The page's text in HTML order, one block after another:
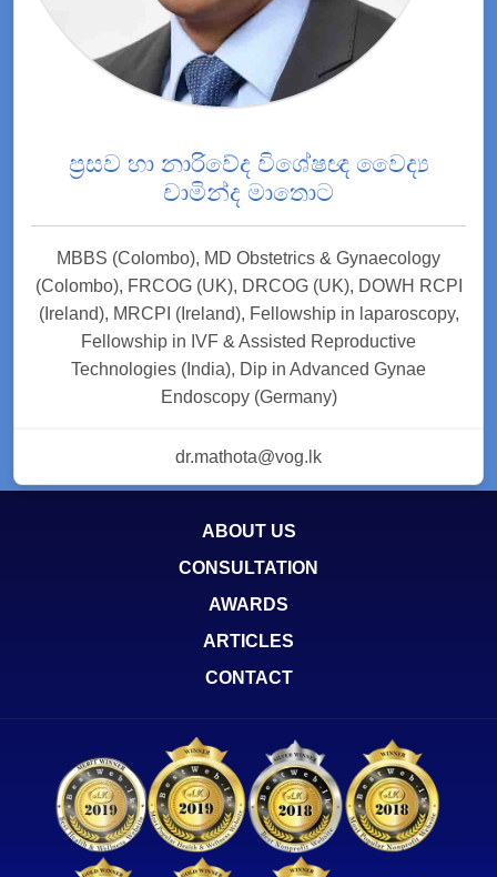
ප්‍රසව හා නාරිවේද විශේෂඥ වෛද්‍ය
චාමින්ද මාතොට
MBBS (Colombo), MD Obstetrics & Gynaecology
(Colombo), FRCOG (UK), DRCOG (UK), DOWH RCPI
(Ireland), MRCPI (Ireland), Fellowship in laparoscopy,
Fellowship in IVF & Assisted Reproductive
Technologies (India), Dip in Advanced Gynae
Endoscopy (Germany)
dr.mathota@vog.lk
ABOUT US
CONSULTATION
AWARDS
ARTICLES
CONTACT